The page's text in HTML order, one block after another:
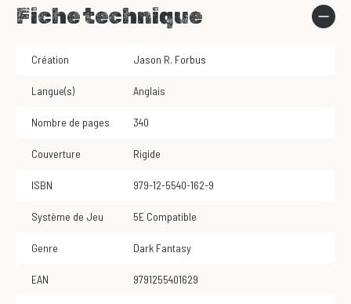
Fiche technique
Création Jason R. Forbus
Langue(s) Anglais
Nombre de pages 340
Couverture Rigide
ISBN 979-12-5540-162-9
Système de Jeu 5E Compatible
Genre Dark Fantasy
EAN 9791255401629